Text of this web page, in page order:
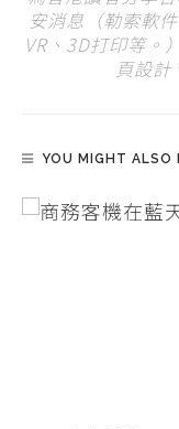
安消息（勒索軟
VR、3D打印等。
頁設計
YOU MIGHT ALSO